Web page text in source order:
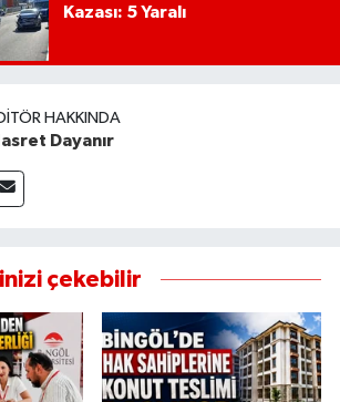
Kazası: 5 Yaralı
HAKKINDA
Dayanır
çekebilir